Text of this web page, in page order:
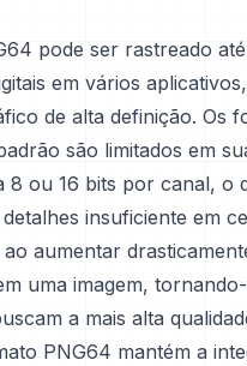
pode ser rastreado
em vários
de alta definição. Os
são limitados em
8 ou 16 bits por canal, o
insuficiente em
aumentar
uma imagem,
a mais alta
PNG64 mantém a